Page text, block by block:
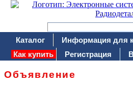
Каталог Информация для
Как купить
Регистрация
Объявление